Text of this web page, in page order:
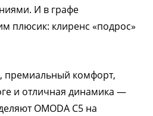
И в графе
плюсик: клиренс «подрос»
премиальный комфорт,
и отличная динамика —
OMODA C5 на